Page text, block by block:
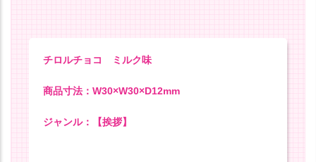
チロルチョコ ミルク味
商品寸法：W30×W30×D12mm
ジャンル：【挨拶】